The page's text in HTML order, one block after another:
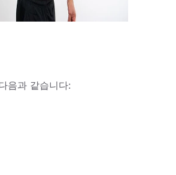
음과 같습니다: